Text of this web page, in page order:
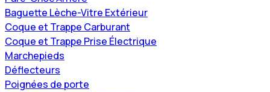
Baguette Lèche-Vitre Extérieur
Coque et Trappe Carburant
Coque et Trappe Prise Électrique
Marchepieds
Déflecteurs
Poignées de porte